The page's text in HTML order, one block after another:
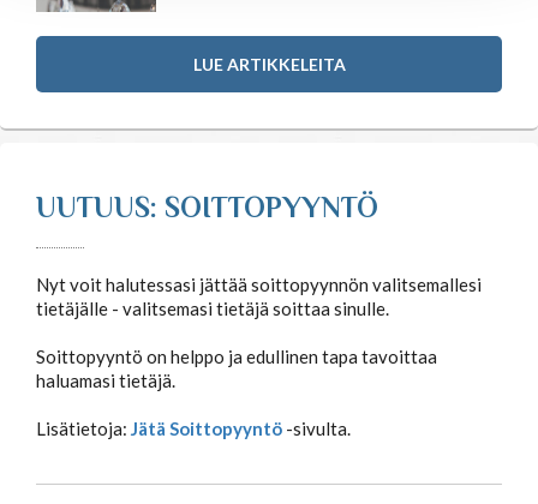
Astrologia
Kaukoparannus
Numerologia
LUE ARTIKKELEITA
UUTUUS: SOITTOPYYNTÖ
Nyt voit halutessasi jättää soittopyynnön valitsemallesi
tietäjälle - valitsemasi tietäjä soittaa sinulle.
Soittopyyntö on helppo ja edullinen tapa tavoittaa
haluamasi tietäjä.
Lisätietoja: Jätä Soittopyyntö -sivulta.